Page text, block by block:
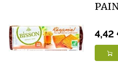
4,42